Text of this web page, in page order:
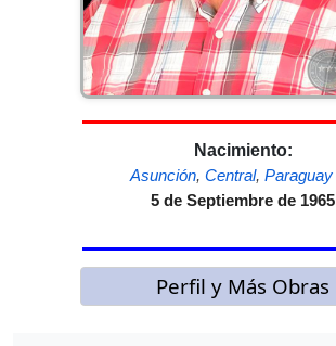
Nacimiento:
Asunción, Central, Paraguay
5 de Septiembre de 1965
Perfil y Más Obras